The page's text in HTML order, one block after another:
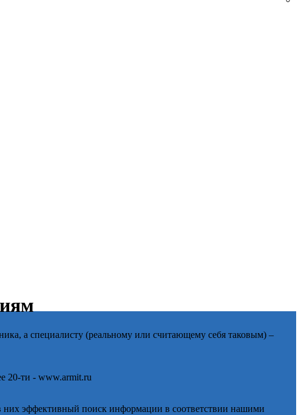
а специалисту (реальному или считающему себя таковым) –
20-ти - www.armit.ru
них эффективный поиск информации в соответствии нашими